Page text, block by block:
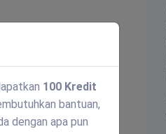
100 Kredit
bantuan,
dengan apa pun